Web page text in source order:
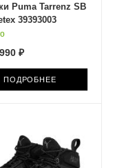
Puma Tarrenz SB
39393003
₽
ПОДРОБНЕЕ